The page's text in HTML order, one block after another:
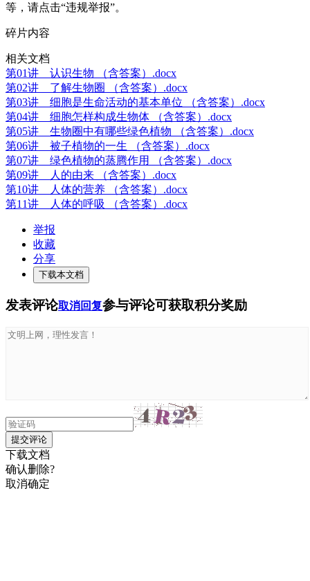
等，请点击“违规举报”。
碎片内容
相关文档
第01讲 认识生物 （含答案）.docx
第02讲 了解生物圈 （含答案）.docx
第03讲 细胞是生命活动的基本单位 （含答案）.docx
第04讲 细胞怎样构成生物体 （含答案）.docx
第05讲 生物圈中有哪些绿色植物 （含答案）.docx
第06讲 被子植物的一生 （含答案）.docx
第07讲 绿色植物的蒸腾作用 （含答案）.docx
第09讲 人的由来 （含答案）.docx
第10讲 人体的营养 （含答案）.docx
第11讲 人体的呼吸 （含答案）.docx
举报
收藏
分享
下载本文档
发表评论取消回复参与评论可获取积分奖励
提交评论
下载文档
确认删除?
取消确定